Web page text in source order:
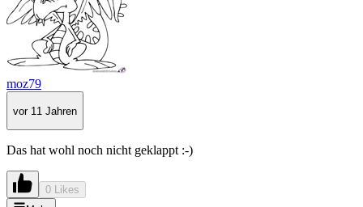
moz79
vor 11 Jahren
Das hat wohl noch nicht geklappt :-)
0 Likes